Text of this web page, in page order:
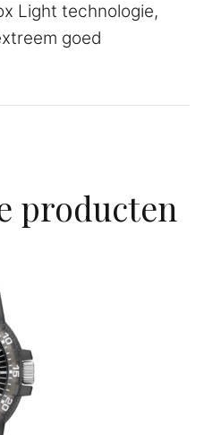
Light technologie,
goed
producten